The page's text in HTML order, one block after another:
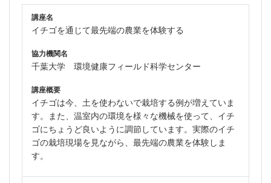
講座名
イチゴを通じて最先端の農業を体験する
協力機関名
千葉大学 環境健康フィールド科学センター
講座概要
イチゴは今、土を使わないで栽培する例が増えていま
す。また、温室内の環境を様々な機械を使って、イチ
ゴにちょうど良いように調節しています。実際のイチ
ゴの栽培現場を見ながら、最先端の農業を体験しま
す。